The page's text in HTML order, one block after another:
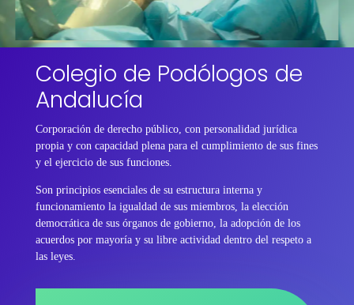
Colegio de Podólogos de
Andalucía
Corporación de derecho público, con personalidad jurídica
propia y con capacidad plena para el cumplimiento de sus fines
y el ejercicio de sus funciones.
Son principios esenciales de su estructura interna y
funcionamiento la igualdad de sus miembros, la elección
democrática de sus órganos de gobierno, la adopción de los
acuerdos por mayoría y su libre actividad dentro del respeto a
las leyes.